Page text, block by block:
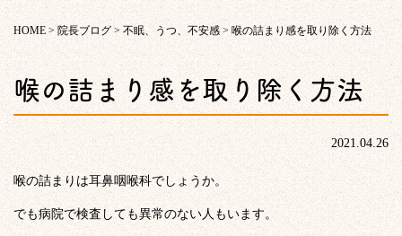
HOME > 院長ブログ > 不眠、うつ、不安感> 喉の詰まり感を取り除く方法
喉の詰まり感を取り除く方法
2021.04.26
喉の詰まりは耳鼻咽喉科でしょうか。
でも病院で検査しても異常のない人もいます。